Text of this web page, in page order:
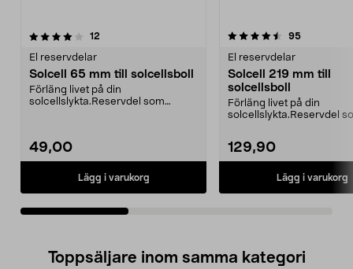
12
El reservdelar
Solcell 65 mm till solcellsboll
Förläng livet på din
solcellslykta.Reservdel som
49,00
Lägg i varukorg
4.5av 5 stjärnor 95recensioner
El reservdelar
Solcell 219 mm till
solcellsboll
Förläng livet på din
solcellslykta.Reservdel
129,90
Lägg i varukorg
4.5av 5 stjärnor
Toppsäljare inom samma kategori